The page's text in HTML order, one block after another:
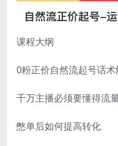
课程大纲
0粉正价自然流起号话
千万主播必须要懂得流
憋单后如何提高转化